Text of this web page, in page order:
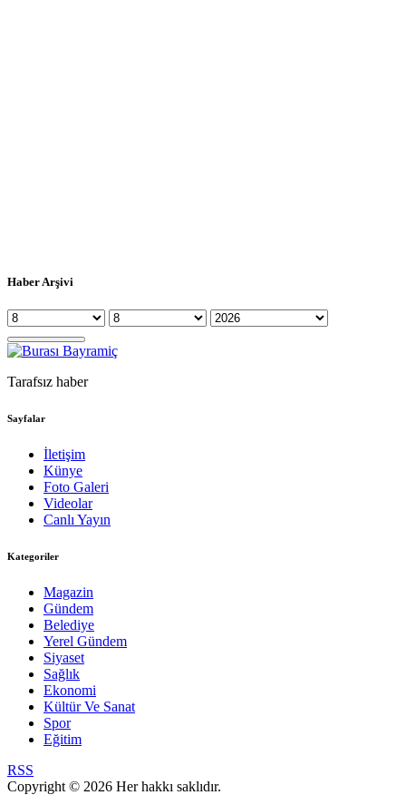
Haber Arşivi
Tarafsız haber
Sayfalar
İletişim
Künye
Foto Galeri
Videolar
Canlı Yayın
Kategoriler
Magazin
Gündem
Belediye
Yerel Gündem
Siyaset
Sağlık
Ekonomi
Kültür Ve Sanat
Spor
Eğitim
RSS
Copyright © 2026 Her hakkı saklıdır.